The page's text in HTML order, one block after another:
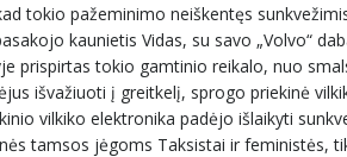
tokio pažeminimo neiškentęs
kaunietis Vidas, su savo „Volvo“
prispirtas tokio gamtinio reikalo, nuo
išvažiuoti į greitkelį, sprogo priekinė
vilkiko elektronika padėjo išlaikyti
tamsos jėgoms Taksistai ir feministės,